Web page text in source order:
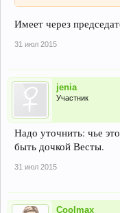
Имеет через
31 июл 2015
jenia
Участник
Надо уточнить: чье
быть дочкой Весты.
31 июл 2015
Coolmax